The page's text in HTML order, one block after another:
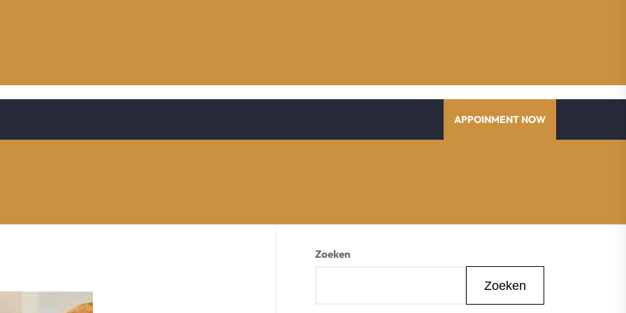
APPOINMENT NOW
Zoeken
Zoeken